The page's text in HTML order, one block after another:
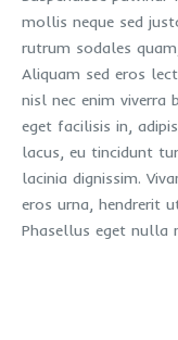
mollis neque sed
rutrum sodales
Aliquam sed eros
nisl nec enim viverra
eget facilisis in,
lacus, eu tincidunt
lacinia dignissim.
eros urna, hendrerit
Phasellus eget nulla